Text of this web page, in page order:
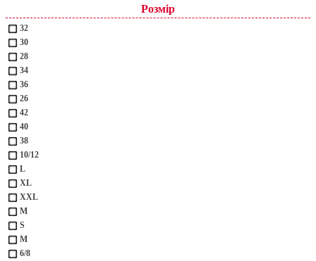
Розмір
32
30
28
34
36
26
42
40
38
10/12
L
XL
XXL
М
S
M
6/8